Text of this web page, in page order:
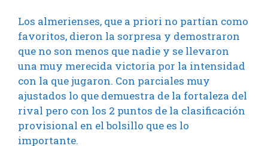
Los almerienses, que a priori no partían como
favoritos, dieron la sorpresa y demostraron
que no son menos que nadie y se llevaron
una muy merecida victoria por la intensidad
con la que jugaron. Con parciales muy
ajustados lo que demuestra de la fortaleza del
rival pero con los 2 puntos de la clasificación
provisional en el bolsillo que es lo
importante.